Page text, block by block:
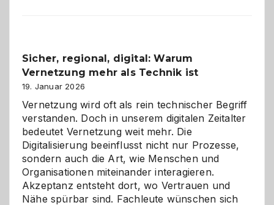
ein
dreifaches
Alaaf!
Sicher, regional, digital: Warum
Vernetzung mehr als Technik ist
19. Januar 2026
Vernetzung wird oft als rein technischer Begriff
verstanden. Doch in unserem digitalen Zeitalter
bedeutet Vernetzung weit mehr. Die
Digitalisierung beeinflusst nicht nur Prozesse,
sondern auch die Art, wie Menschen und
Organisationen miteinander interagieren.
Akzeptanz entsteht dort, wo Vertrauen und
Nähe spürbar sind. Fachleute wünschen sich